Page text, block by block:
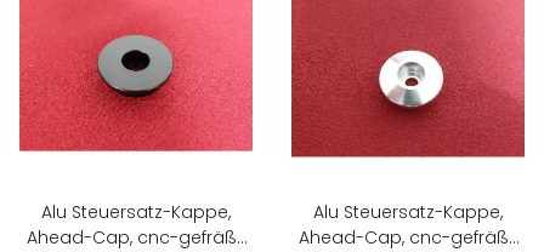
Alu Steuersatz-Kappe,
Ahead-Cap, cnc-gefräßt,
Alu Steuersatz-Kappe,
Ahead-Cap, cnc-gefräßt,